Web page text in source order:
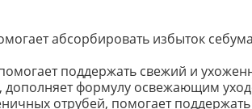
абсорбировать избыток
поддержать свежий и
дополняет формулу освежающим
отрубей, помогает